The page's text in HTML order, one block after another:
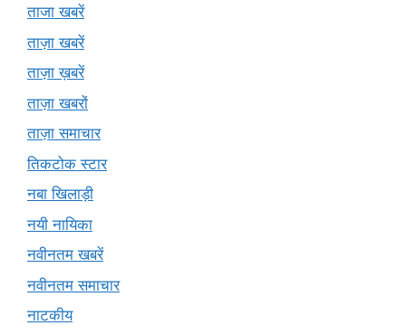
ताजा खबरें
ताज़ा खबरें
ताज़ा ख़बरें
ताज़ा खबरों
ताज़ा समाचार
तिकटोक स्टार
नबा खिलाड़ी
नयी नायिका
नवीनतम खबरें
नवीनतम समाचार
नाटकीय